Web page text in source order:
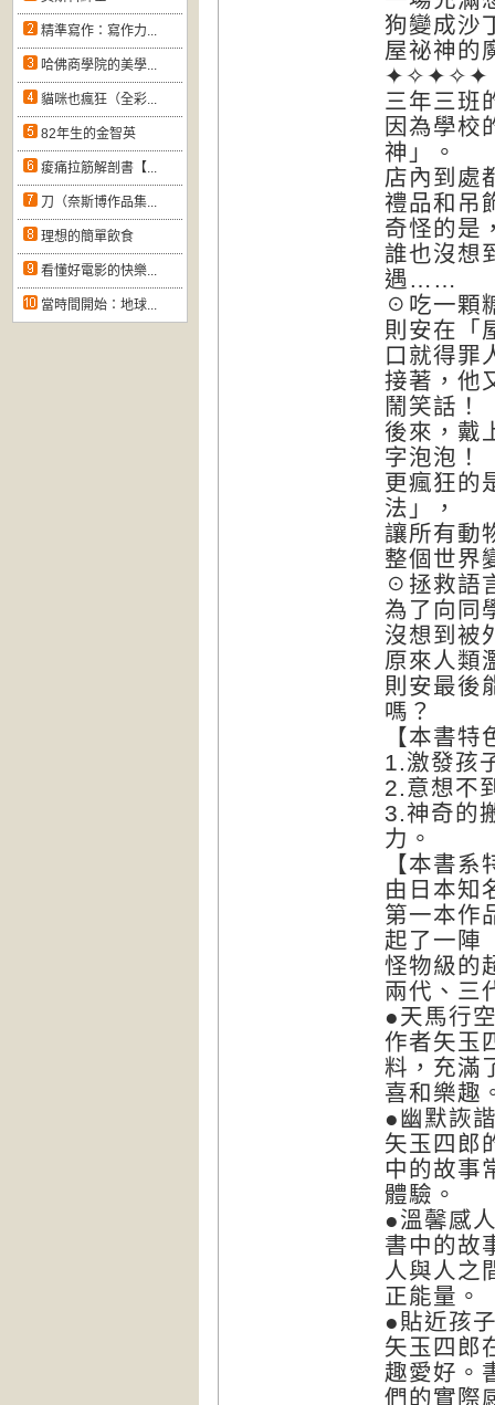
精準寫作：寫作力...
哈佛商學院的美學...
貓咪也瘋狂（全彩...
82年生的金智英
痠痛拉筋解剖書【...
刀（奈斯博作品集...
理想的簡單飲食
看懂好電影的快樂...
當時間開始：地球...
狗變成沙
屋祕神的
✦✧✦✧✦
三年三班
因為學校
神」。
店內到處
禮品和吊
奇怪的是
誰也沒想
遇……
☉吃一顆
則安在「
口就得罪
接著，他
鬧笑話！
後來，戴
字泡泡！
更瘋狂的
法」，
讓所有動
整個世界
☉拯救語
為了向同
沒想到被
原來人類
則安最後
嗎？
【本書特
1.激發孩
2.意想不
3.神奇的
力。
【本書系
由日本知
第一本作
起了一陣
怪物級的
兩代、三
●天馬行
作者矢玉
料，充滿
喜和樂趣
●幽默詼
矢玉四郎
中的故事
體驗。
●溫馨感
書中的故
人與人之
正能量。
●貼近孩
矢玉四郎
趣愛好。
們的實際